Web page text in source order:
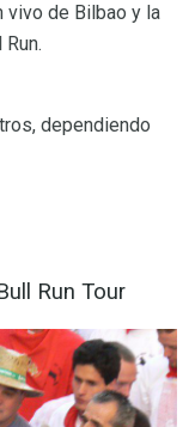
vivo de Bilbao y la
dependiendo
Run Tour